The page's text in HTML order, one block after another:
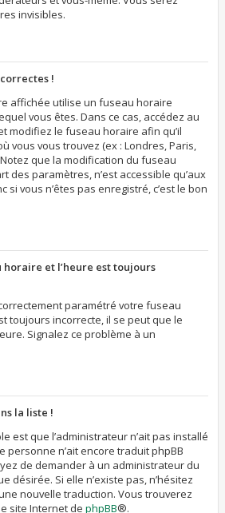
invisibles.
!
affichée utilise un fuseau horaire
vous êtes. Dans ce cas, accédez au
modifiez le fuseau horaire afin qu’il
vous vous trouvez (ex : Londres, Paris,
Notez que la modification du fuseau
des paramètres, n’est accessible qu’aux
si vous n’êtes pas enregistré, c’est le bon
horaire et l’heure est toujours
paramétré votre fuseau
toujours incorrecte, il se peut que le
Signalez ce problème à un
la liste !
est que l’administrateur n’ait pas installé
personne n’ait encore traduit phpBB
de demander à un administrateur du
désirée. Si elle n’existe pas, n’hésitez
nouvelle traduction. Vous trouverez
site Internet de phpBB®.